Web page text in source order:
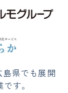
島県でも展開
す。